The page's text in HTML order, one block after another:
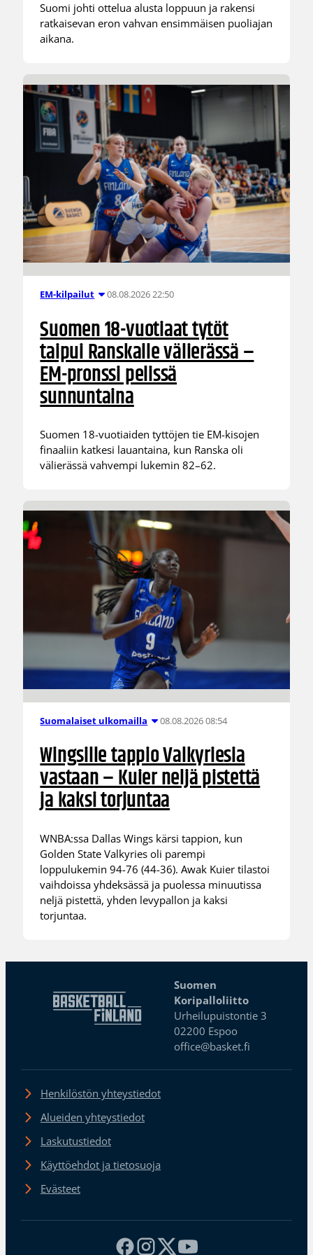
Suomi johti ottelua alusta loppuun ja rakensi
ratkaisevan eron vahvan ensimmäisen puoliajan
aikana.
EM-kilpailut 08.08.2026 22:50
Suomen 18-vuotiaat tytöt
taipui Ranskalle välierässä –
EM-pronssi pelissä
sunnuntaina
Suomen 18-vuotiaiden tyttöjen tie EM-kisojen
finaaliin katkesi lauantaina, kun Ranska oli
välierässä vahvempi lukemin 82–62.
Suomalaiset ulkomailla 08.08.2026 08:54
Wingsille tappio Valkyriesia
vastaan – Kuier neljä pistettä
ja kaksi torjuntaa
WNBA:ssa Dallas Wings kärsi tappion, kun
Golden State Valkyries oli parempi
loppulukemin 94-76 (44-36). Awak Kuier tilastoi
vaihdoissa yhdeksässä ja puolessa minuutissa
neljä pistettä, yhden levypallon ja kaksi
torjuntaa.
Suomen
Koripalloliitto
Urheilupuistontie 3
02200 Espoo
office@basket.fi
Henkilöstön yhteystiedot
Alueiden yhteystiedot
Laskutustiedot
Käyttöehdot ja tietosuoja
Evästeet